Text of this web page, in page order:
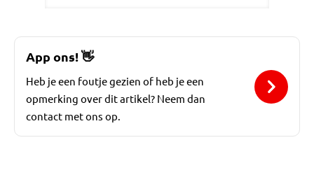
App ons!👋
Heb je een foutje gezien of heb je een
opmerking over dit artikel? Neem dan
contact met ons op.